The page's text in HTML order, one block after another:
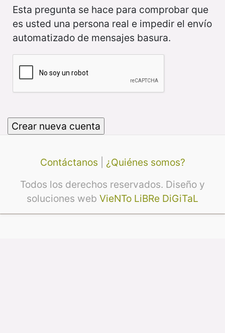
Esta pregunta se hace para comprobar que
es usted una persona real e impedir el envío
automatizado de mensajes basura.
Contáctanos
¿Quiénes somos?
Todos los derechos reservados. Diseño y
soluciones web VieNTo LiBRe DiGiTaL